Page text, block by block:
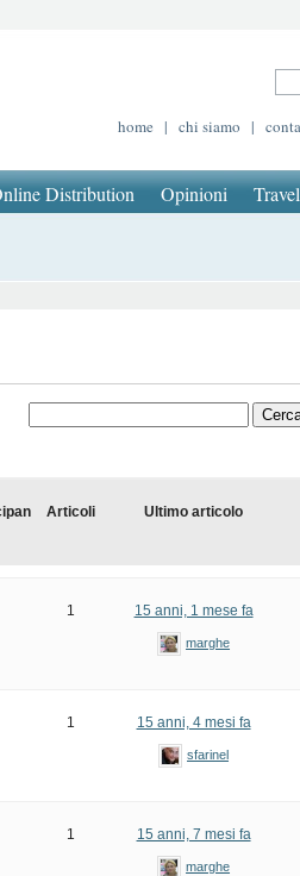
home | chi siamo |
Distribution Opinioni
Articoli Ultimo articolo
1 15 anni, 1 mese fa
marghe
1 15 anni, 4 mesi fa
sfarinel
1 15 anni, 7 mesi fa
marghe